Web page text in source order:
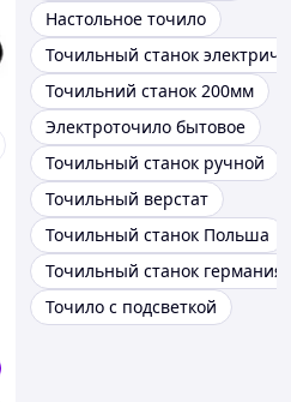
Настольное точило
Точильный станок
Точильний станок 200мм
Электроточило бытовое
Точильный станок ручной
Точильный верстат
Точильный станок Польша
Точильный станок германия
Точило с подсветкой